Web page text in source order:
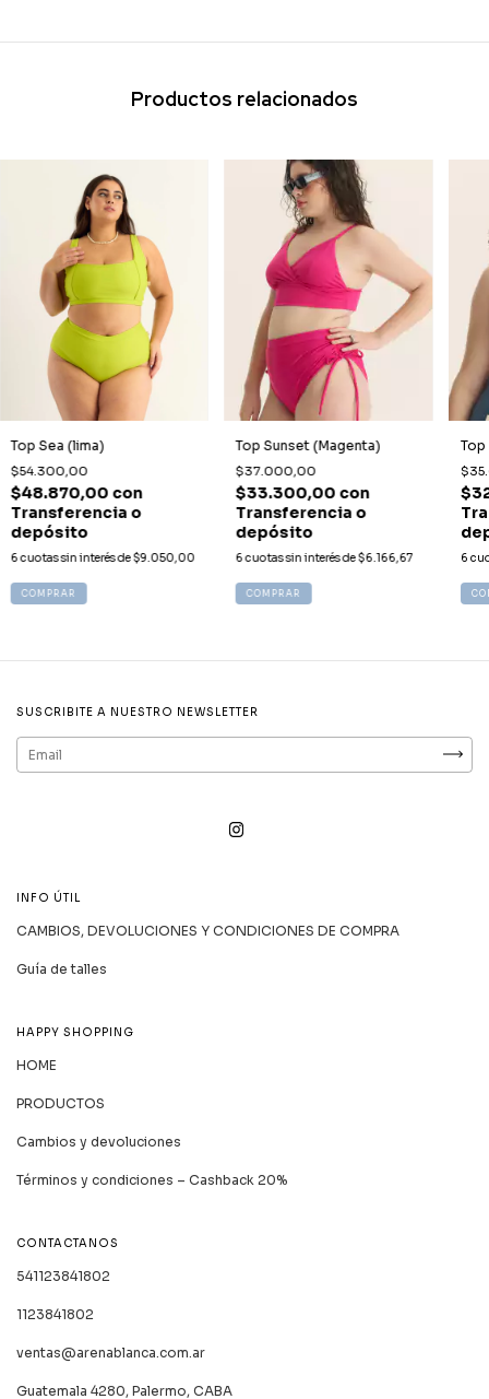
Productos relacionados
Top Sea (lima)
$54.300,00
$48.870,00 con
Transferencia o
depósito
6 cuotas sin interés de$9.050,00
COMPRAR
Top Sunset (Magenta)
$37.000,00
$33.300,00 con
Transferencia o
depósito
6 cuotas sin interés de$6.166,67
COMPRAR
Top
6
SUSCRIBITE A NUESTRO NEWSLETTER
INFO ÚTIL
CAMBIOS, DEVOLUCIONES Y CONDICIONES DE COMPRA
Guía de talles
HAPPY SHOPPING
HOME
PRODUCTOS
Cambios y devoluciones
Términos y condiciones – Cashback 20%
CONTACTANOS
541123841802
1123841802
ventas@arenablanca.com.ar
Guatemala 4280, Palermo, CABA